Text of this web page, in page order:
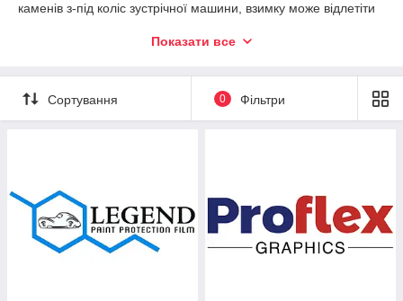
каменів з-під коліс зустрічної машини, взимку може відлетіти
камінчиків в скло при пориві вітру з прибиральної машини.
двірниками плівка впоратися на 100%. Ці проблеми звичайно
так само вирішує КАСКО, але тут вже немає гарантії, що Вам
помітити її досить складно, якщо уважно придивитися. На
роботу датчиків дощу і світла не впливає, двірники по плівці
легко ковзають, є ефект анти-дощу.
Показати все
Сортування 0 Фільтри